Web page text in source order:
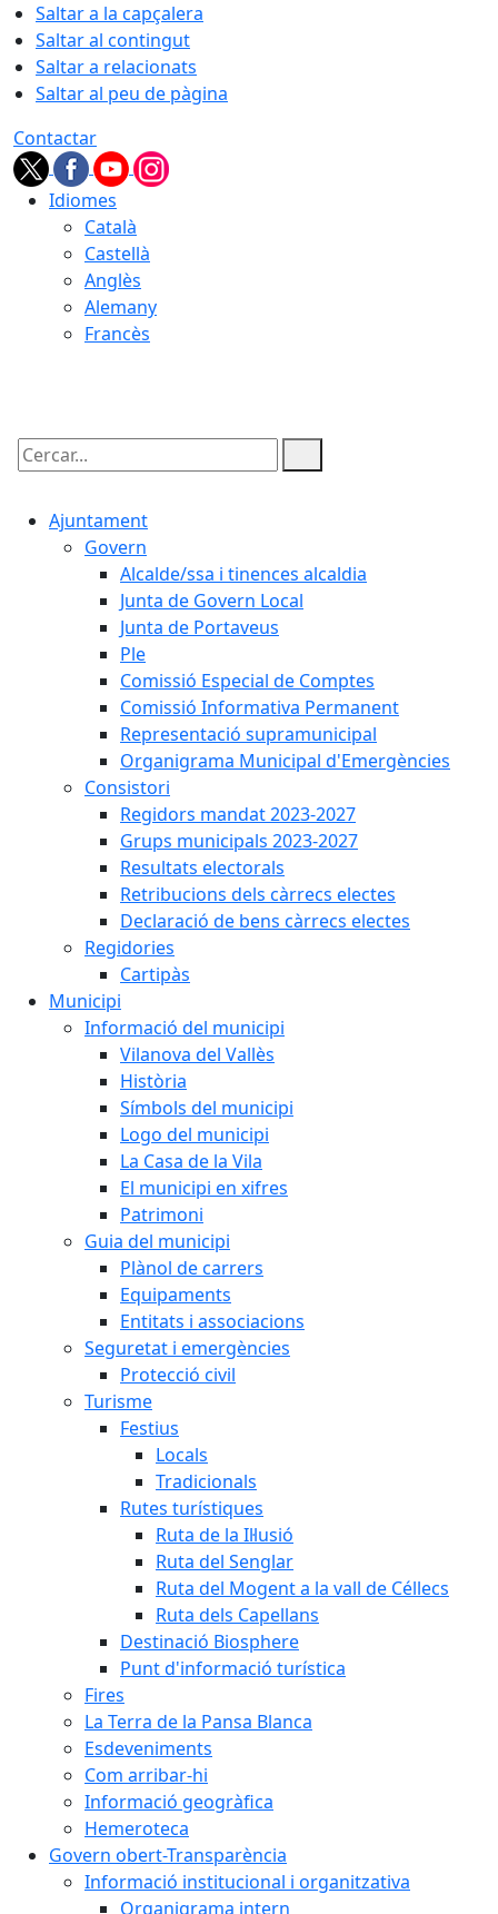
Saltar a la capçalera
Saltar al contingut
Saltar a relacionats
Saltar al peu de pàgina
Contactar
Idiomes
Català
Castellà
Anglès
Alemany
Francès
Cercar:
Ajuntament
Govern
Alcalde/ssa i tinences alcaldia
Junta de Govern Local
Junta de Portaveus
Ple
Comissió Especial de Comptes
Comissió Informativa Permanent
Representació supramunicipal
Organigrama Municipal d'Emergències
Consistori
Regidors mandat 2023-2027
Grups municipals 2023-2027
Resultats electorals
Retribucions dels càrrecs electes
Declaració de bens càrrecs electes
Regidories
Cartipàs
Municipi
Informació del municipi
Vilanova del Vallès
Història
Símbols del municipi
Logo del municipi
La Casa de la Vila
El municipi en xifres
Patrimoni
Guia del municipi
Plànol de carrers
Equipaments
Entitats i associacions
Seguretat i emergències
Protecció civil
Turisme
Festius
Locals
Tradicionals
Rutes turístiques
Ruta de la Il·lusió
Ruta del Senglar
Ruta del Mogent a la vall de Céllecs
Ruta dels Capellans
Destinació Biosphere
Punt d'informació turística
Fires
La Terra de la Pansa Blanca
Esdeveniments
Com arribar-hi
Informació geogràfica
Hemeroteca
Govern obert-Transparència
Informació institucional i organitzativa
Organigrama intern